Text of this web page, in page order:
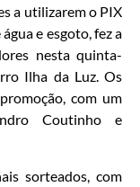
a utilizarem o PIX
e esgoto, fez a
nesta quinta-
Ilha da Luz. Os
com um
Coutinho e
sorteados, com